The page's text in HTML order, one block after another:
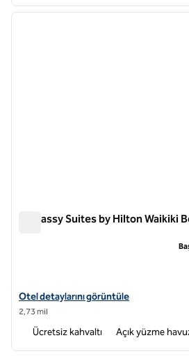
1 / 12
Embassy Suites by Hilton Waikiki
Embassy Suites by Hilton Waikiki
Otel detaylarını görüntüle
2,73 mil
Ücretsiz kahvaltı Açık yüzme